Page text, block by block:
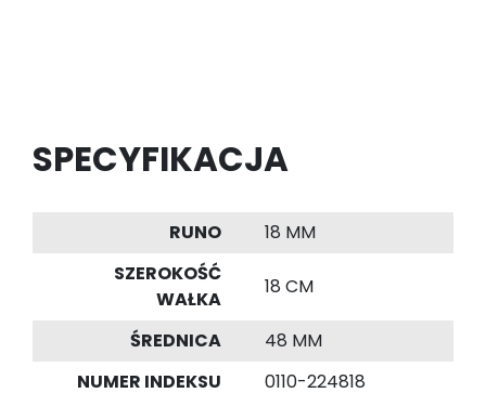
SPECYFIKACJA
RUNO
18 MM
SZEROKOŚĆ
WAŁKA
18 CM
ŚREDNICA
48 MM
NUMER INDEKSU
0110-224818